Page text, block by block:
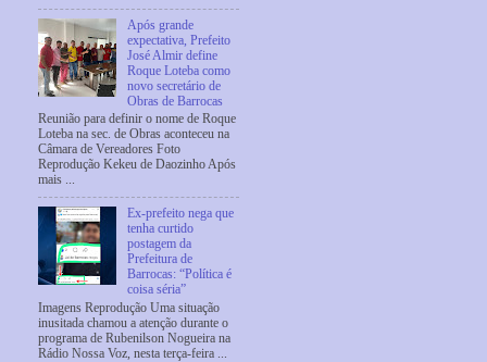
Após grande
expectativa, Prefeito
José Almir define
Roque Loteba como
novo secretário de
Obras de Barrocas
Reunião para definir o nome de Roque
Loteba na sec. de Obras aconteceu na
Câmara de Vereadores Foto
Reprodução Kekeu de Daozinho Após
mais ...
Ex-prefeito nega que
tenha curtido
postagem da
Prefeitura de
Barrocas: “Política é
coisa séria”
Imagens Reprodução Uma situação
inusitada chamou a atenção durante o
programa de Rubenilson Nogueira na
Rádio Nossa Voz, nesta terça-feira ...